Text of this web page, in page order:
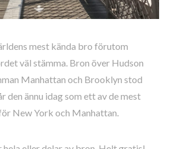
mest kända bro förutom
väl stämma. Bron över Hudson
Manhattan och Brooklyn stod
den ännu idag som ett av de mest
New York och Manhattan.